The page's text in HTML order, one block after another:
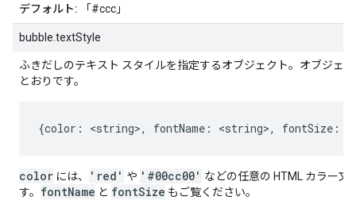
デフォルト: 「#ccc」
bubble.textStyle
ふきだしのテキスト スタイルを指定するオブジェクト。オブジェ
とおりです。
{color: <string>, fontName: <string>, fontSize:
color には、 'red' や '#00cc00' などの任意の HTML カラー文
す。 fontName と fontSize もご覧ください。